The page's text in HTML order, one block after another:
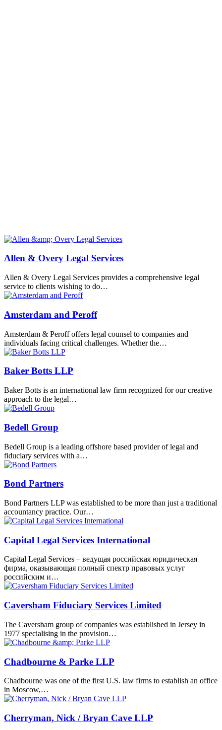
Allen & Overy Legal Services
Allen & Overy Legal Services provides a comprehensive legal
service to clients wishing to do…
Amsterdam and Peroff
Amsterdam & Peroff offers legal counsel to companies and
individuals facing critical challenges. Whether the…
Baker Botts LLP
Baker Botts is an international law firm recognized for our creative
approach to the legal…
Bedell Group
Bedell Group is a leading offshore based provider of legal and
fiduciary services with a…
Bond Partners
Bond Partners LLP was established to be more than just a traditional
accountancy practice. Our…
Capital Legal Services International
Capital Legal Services – ведущая российская юридическая
фирма, оказывающая полный спектр правовых услуг
российским и…
Caversham Fiduciary Services Limited
The Caversham group of companies was established in Jersey in
1977 specialising in the provision…
Chadbourne & Parke LLP
Chadbourne was one of the first U.S. law firms to establish an office
in Moscow,…
Cherryman, Nick / Bryan Cave LLP